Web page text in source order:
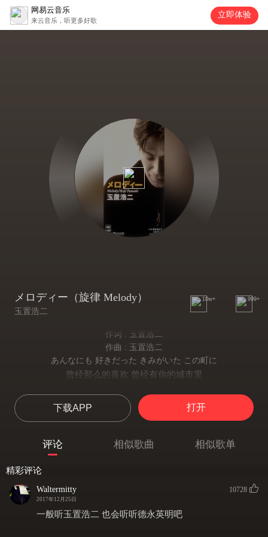
网易云音乐
来云音乐，听更多好歌
立即体验
メロディー（旋律 Melody）
玉置浩二
10w+ 999+
作词 : 玉置浩二
作曲 : 玉置浩二
あんなにも 好きだった きみがいた この町に
曾经那么的喜欢 曾经有你的城市里
现在仍然能够 听到最喜欢的那首歌
いつも やさしくて 少し さみしくて
总是那么温柔 稍微有点寂寞
那时候 我们什么都没有
ぼくたちは 幸せを 见つめてたよ
下载APP 打开
评论 相似歌曲 相似歌单
精彩评论
Waltermitty
2017年12月25日
10728
一般听玉置浩二 也会听听德永英明吧